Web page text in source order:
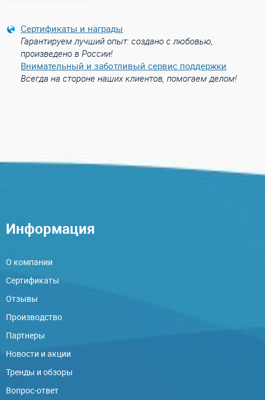
Сертификаты и награды
Гарантируем лучший опыт: создано с любовью,
произведено в России!
Внимательный и заботливый сервис поддержки
Всегда на стороне наших клиентов, помогаем делом!
Информация
О компании
Сертификаты
Отзывы
Производство
Партнеры
Новости и акции
Тренды и обзоры
Вопрос-ответ